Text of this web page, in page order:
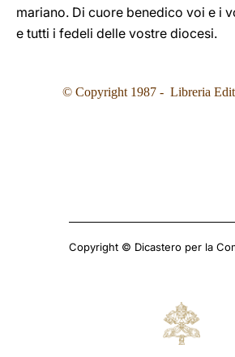
mariano. Di cuore benedico voi e i
e tutti i fedeli delle vostre diocesi.
© Copyright 1987 - Libreria
Copyright © Dicastero per la